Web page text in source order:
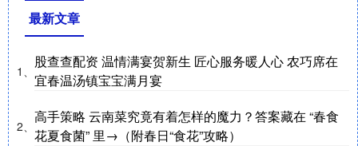
最新文章
1、
股查查配资 温情满宴贺新生 匠心服务暖人心 农巧席在
宜春温汤镇宝宝满月宴
2、
高手策略 云南菜究竟有着怎样的魔力？答案藏在 “春食
花夏食菌” 里→（附春日“食花”攻略）